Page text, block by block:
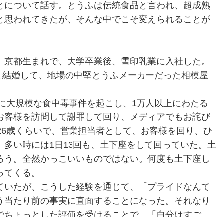
ついて話す。とうふは伝統食品と言われ、超成熟
われてきたが、そんな中でこそ変えられることが
都生まれで、大学卒業後、雪印乳業に入社した。
婚して、地場の中堅とうふメーカーだった相模屋
大規模な食中毒事件を起こし、1万人以上にわたる
様を訪問して謝罪して回り、メディアでもお詫び
歳くらいで、営業担当者として、お客様を回り、ひ
い時には1日13回も、土下座をして回っていた。土
。全然かっこいいものではない。何度も土下座し
くる。
たが、こうした経験を通じて、「プライドなんて
たり前の事実に直面することになった。それなり
ょっとした評価を受けることで、「自分はすご